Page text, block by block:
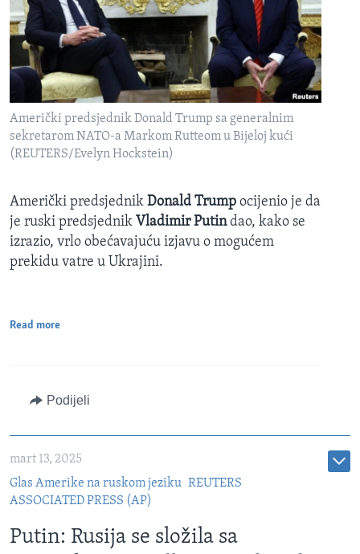
Američki predsjednik Donald Trump sa generalnim
sekretarom NATO-a Markom Rutteom u Bijeloj kući
(REUTERS/Evelyn Hockstein)
Američki predsjednik Donald Trump ocijenio je da
je ruski predsjednik Vladimir Putindao, kako se
izrazio, vrlo obećavajuću izjavu o mogućem
prekidu vatre u Ukrajini.
Read more
Podijeli
mart 13, 2025
Glas Amerike na ruskom jeziku REUTERS
ASSOCIATED PRESS (AP)
Putin: Rusija se složila sa